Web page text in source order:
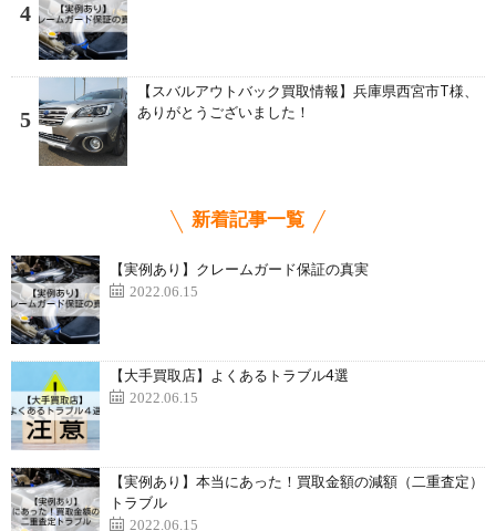
4
5
【スバルアウトバック買取情報】兵庫県西宮市T様、
ありがとうございました！
新着記事一覧
【実例あり】クレームガード保証の真実
2022.06.15
【大手買取店】よくあるトラブル4選
2022.06.15
【実例あり】本当にあった！買取金額の減額（二重査定）
トラブル
2022.06.15